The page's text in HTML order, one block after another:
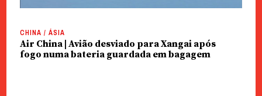
CHINA / ÁSIA
Air China | Avião desviado para Xangai após
fogo numa bateria guardada em bagagem